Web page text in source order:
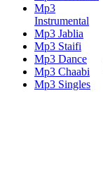
Mp3
Instrumental
Mp3 Jablia
Mp3 Staifi
Mp3 Dance
Mp3 Chaabi
Mp3 Singles